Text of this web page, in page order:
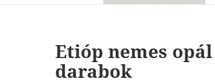
ONLINE
Etióp nemes opál
darabok